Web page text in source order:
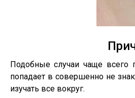
Подобные случаи чаще всего
попадает в совершенно не
изучать все вокруг.